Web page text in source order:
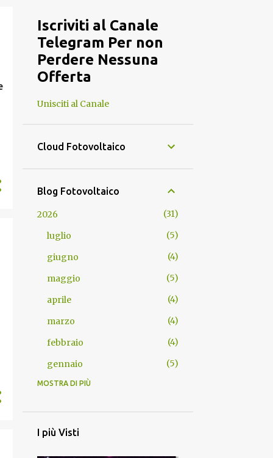
Iscriviti al Canale
Telegram Per non
Perdere Nessuna
Offerta
Unisciti al Canale
Cloud Fotovoltaico
Blog Fotovoltaico
2026
31
luglio
5
giugno
4
maggio
5
aprile
4
marzo
4
febbraio
4
gennaio
5
2025
novembre
MOSTRA DI PIÙ
I più Visti